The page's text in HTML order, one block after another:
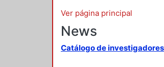
Ver página principal
News
Catálogo de